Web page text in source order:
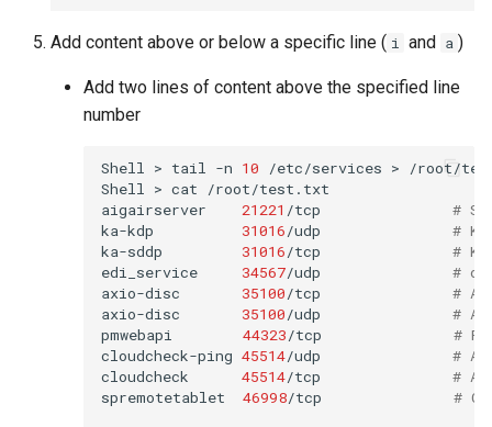
Add content above or below a specific line ( i and a )
Add two lines of content above the specified line
number
Shell > tail -n 10 /etc/services >
/root/
Shell
> cat
/root/test.txt
aigairserver
21221 /tcp
#
ka-kdp
31016/udp
#
ka-sddp
31016/tcp
#
edi_service
34567/udp
#
axio-disc
35100/tcp
#
axio-disc
35100/udp
#
pmwebapi
44323/tcp
#
cloudcheck-ping 45514/udp
#
cloudcheck
45514/tcp
#
spremotetablet
46998/tcp #